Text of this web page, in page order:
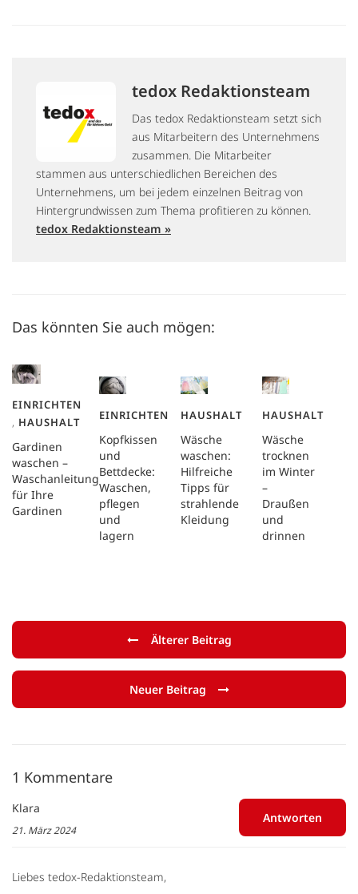
tedox Redaktionsteam
Das tedox Redaktionsteam setzt sich
aus Mitarbeitern des Unternehmens
zusammen. Die Mitarbeiter
stammen aus unterschiedlichen Bereichen des
Unternehmens, um bei jedem einzelnen Beitrag von
Hintergrundwissen zum Thema profitieren zu können.
tedox Redaktionsteam »
Das könnten Sie auch mögen:
Gardinen
waschen –
Waschanleitung
für Ihre
Gardinen
EINRICHTEN
, HAUSHALT
Kopfkissen
und
Bettdecke:
Waschen,
pflegen
und
lagern
EINRICHTEN
Wäsche
waschen:
Hilfreiche
Tipps für
strahlende
Kleidung
HAUSHALT
Wäsche
trocknen
im Winter
–
Draußen
und
drinnen
HAUSHALT
Älterer Beitrag
Neuer Beitrag
1 Kommentare
Klara
21. März 2024
Liebes tedox-Redaktionsteam,
Antworten